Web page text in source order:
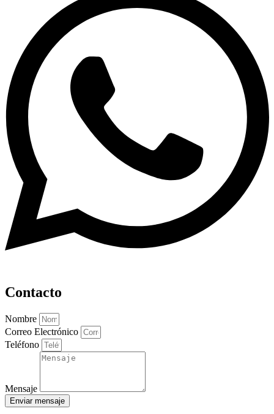
Contacto
Nombre
Correo Electrónico
Teléfono
Mensaje
Enviar mensaje